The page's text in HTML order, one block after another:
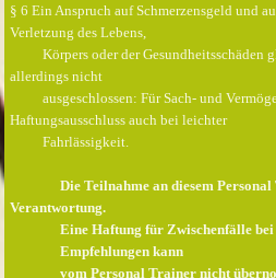
§ 6 Ein Anspruch auf Schmerzensgeld und
Verletzung des Lebens,
Körpers oder der Gesundheitsschäden
allerdings nicht
ausgeschlossen: Für Sach- und
Haftungsausschluss auch bei leichter
Fahrlässigkeit.
Die Teilnahme an diesem
Verantwortung.
Eine Haftung für Zwischenfälle
Empfehlungen kann
vom Personal Trainer nicht